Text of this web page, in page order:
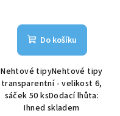
Do košíku
Nehtové tipyNehtové tipy
transparentní - velikost 6,
sáček 50 ksDodací lhůta:
Ihned skladem